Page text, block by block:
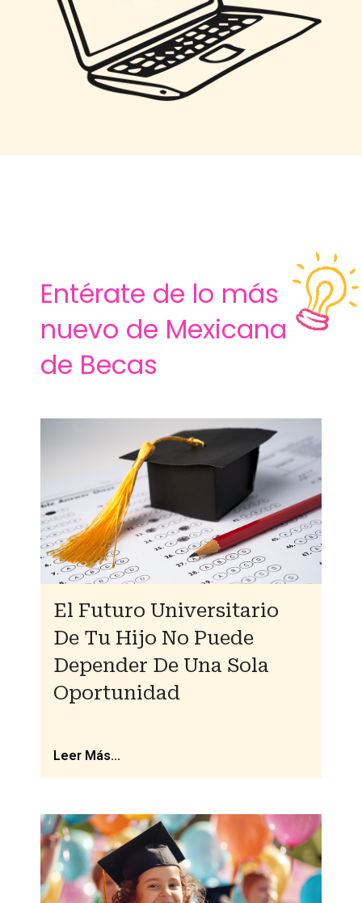
Entérate de lo más
nuevo de Mexicana
de Becas
El Futuro Universitario
De Tu Hijo No Puede
Depender De Una Sola
Oportunidad
Leer Más...